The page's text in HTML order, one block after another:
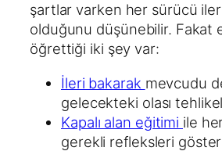
şartlar varken her sürücü
olduğunu düşünebilir. Fakat
öğrettiği iki şey var:
İleri bakarak mevcudu
gelecekteki olası
Kapalı alan eğitimi ile
gerekli refleksleri